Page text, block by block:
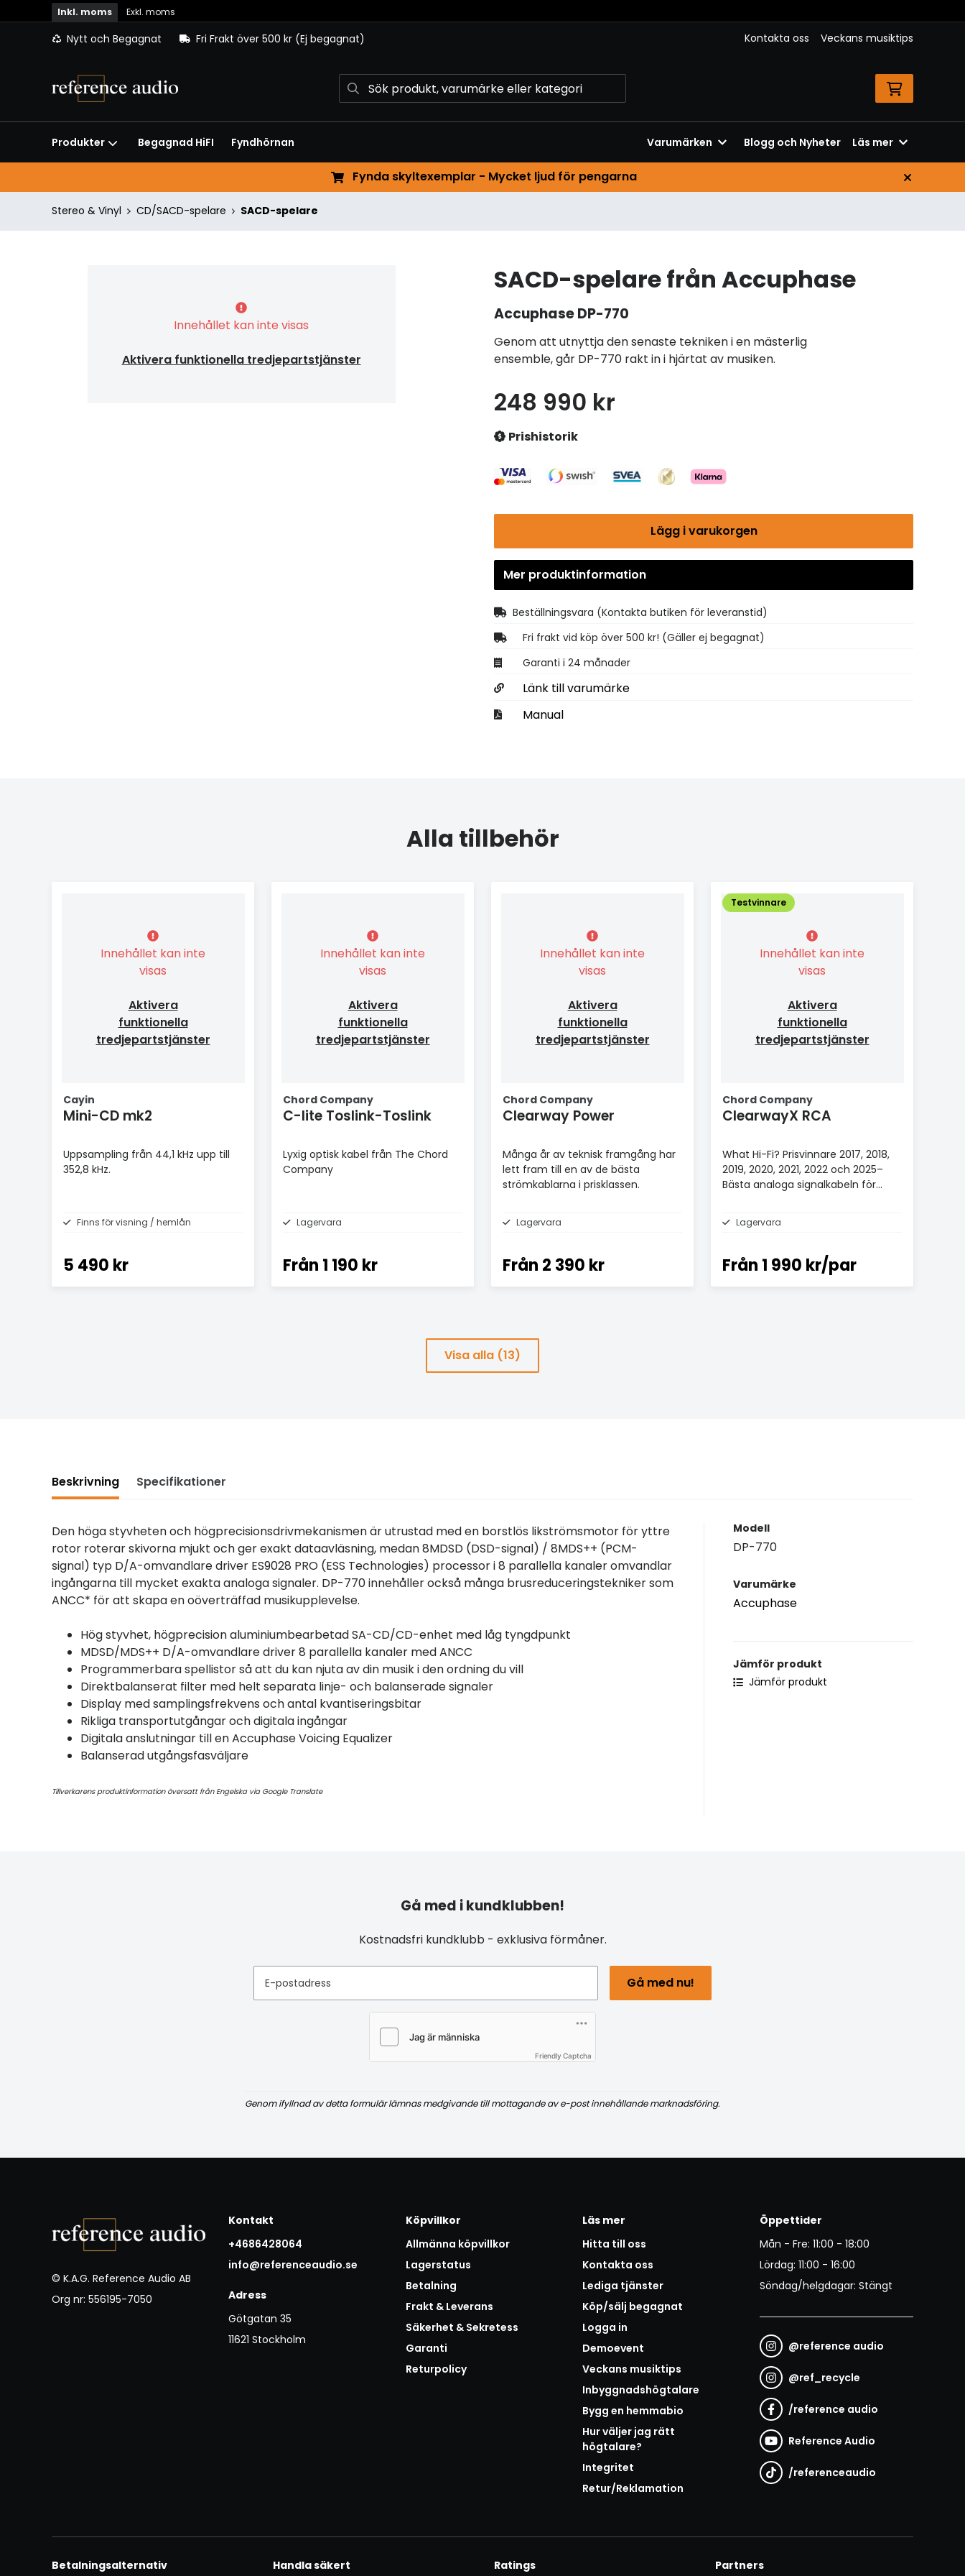
Inkl. moms Exkl. moms
Nytt och Begagnat Fri Frakt över 500 kr (Ej begagnat) Kontakta oss Veckans musiktips
Produkter Begagnad HiFI Fyndhörnan Varumärken Blogg och Nyheter Läs mer
Fynda skyltexemplar - Mycket ljud för pengarna
Stereo & Vinyl CD/SACD-spelare SACD-spelare
Innehållet kan inte visas
Aktivera funktionella tredjepartstjänster
SACD-spelare från Accuphase
AccuphaseDP-770
Genom att utnyttja den senaste tekniken i en mästerlig
ensemble, går DP-770 rakt in i hjärtat av musiken.
248 990 kr
Prishistorik
Lägg i varukorgen
Mer produktinformation
Beställningsvara (Kontakta butiken för leveranstid)
Fri frakt vid köp över 500 kr! (Gäller ej begagnat)
Garanti i 24 månader
Länk till varumärke
Manual
Alla tillbehör
Innehållet kan inte
visas
Aktivera
funktionella
tredjepartstjänster
Cayin
Mini-CD mk2
Uppsampling från 44,1 kHz upp till
352,8 kHz.
Finns för visning / hemlån
5 490 kr
Innehållet kan inte
visas
Aktivera
funktionella
tredjepartstjänster
Chord Company
C-lite Toslink-Toslink
Lyxig optisk kabel från The Chord
Company
Lagervara
Från 1 190 kr
Innehållet kan inte
visas
Aktivera
funktionella
tredjepartstjänster
Chord Company
Clearway Power
Många år av teknisk framgång har
lett fram till en av de bästa
strömkablarna i prisklassen.
Lagervara
Från 2 390 kr
Testvinnare
Innehållet kan inte
visas
Aktivera
funktionella
tredjepartstjänster
Chord Company
ClearwayX RCA
What Hi-Fi? Prisvinnare 2017, 2018,
2019, 2020, 2021, 2022 och 2025–
Bästa analoga signalkabeln för
Lagervara
Från 1 990 kr/par
Visa alla (13)
Beskrivning Specifikationer
Den höga styvheten och högprecisionsdrivmekanismen är utrustad med en borstlös likströmsmotor för yttre
rotor roterar skivorna mjukt och ger exakt dataavläsning, medan 8MDSD (DSD-signal) / 8MDS++ (PCM-
signal) typ D/A-omvandlare driver ES9028 PRO (ESS Technologies) processor i 8 parallella kanaler omvandlar
ingångarna till mycket exakta analoga signaler. DP-770 innehåller också många brusreduceringstekniker som
ANCC* för att skapa en oöverträffad musikupplevelse.
Hög styvhet, högprecision aluminiumbearbetad SA-CD/CD-enhet med låg tyngdpunkt
MDSD/MDS++ D/A-omvandlare driver 8 parallella kanaler med ANCC
Programmerbara spellistor så att du kan njuta av din musik i den ordning du vill
Direktbalanserat filter med helt separata linje- och balanserade signaler
Display med samplingsfrekvens och antal kvantiseringsbitar
Rikliga transportutgångar och digitala ingångar
Digitala anslutningar till en Accuphase Voicing Equalizer
Balanserad utgångsfasväljare
Tillverkarens produktinformation översatt från Engelska via Google Translate
Modell
DP-770
Varumärke
Accuphase
Jämför produkt
Jämför produkt
Gå med i kundklubben!
Kostnadsfri kundklubb - exklusiva förmåner.
E-postadress Gå med nu!
Friendly Captcha
Genom ifyllnad av detta formulär lämnas medgivande till mottagande av e-post innehållande marknadsföring.
© K.A.G. Reference Audio AB
Org nr: 556195-7050
Kontakt
+4686428064
info@referenceaudio.se
Adress
Götgatan 35
11621 Stockholm
Köpvillkor
Allmänna köpvillkor
Lagerstatus
Betalning
Frakt & Leverans
Säkerhet & Sekretess
Garanti
Returpolicy
Läs mer
Hitta till oss
Kontakta oss
Lediga tjänster
Köp/sälj begagnat
Logga in
Demoevent
Veckans musiktips
Inbyggnadshögtalare
Bygg en hemmabio
Hur väljer jag rätt
högtalare?
Integritet
Retur/Reklamation
Öppettider
Mån - Fre: 11:00 - 18:00
Lördag: 11:00 - 16:00
Söndag/helgdagar: Stängt
@reference audio
@ref_recycle
/reference audio
Reference Audio
/referenceaudio
Betalningsalternativ Handla säkert Ratings Partners